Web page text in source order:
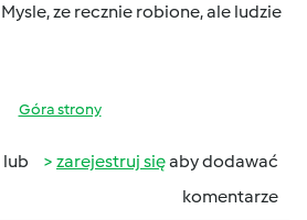
Mysle, ze recznie robione, ale ludzie
Góra strony
lub zarejestruj sięaby dodawać
komentarze